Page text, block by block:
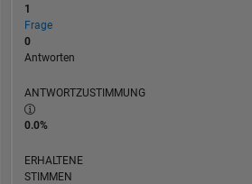
1
Frage
0
Antworten
ANTWORTZUSTIMMUNG
0.0%
ERHALTENE
STIMMEN